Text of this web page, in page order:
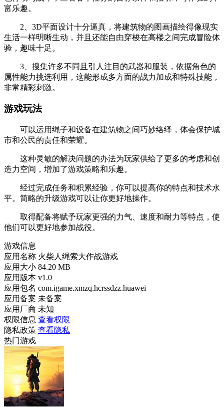
富乐趣。
2、3D平面设计十分逼真，将建筑物的图画描绘得像现实
生活一样明晰生动，并且还能自由穿梭在高楼之间完成冒险体
验，趣味十足。
3、搜集许多不同且引人注目的武器和服装，依据角色的
属性能力挑选利用，这能形成多方面的战力加成和特殊技能，
非常精彩刺激。
游戏玩法
可以运用绳子和设备在建筑物之间巧妙络绎，体会保护城
市和公民的责任和荣耀。
这种灵敏的解决问题的办法为玩家供给了更多的考虑和创
造力空间，增加了游戏策略和乐趣。
经过完成任务和积累经验，你可以提高你的特点和技术水
平。简略的升级游戏可以让你更好地操作。
取得配备将赋予玩家更强的力气、速度和耐力等特点，使
他们可以更好地参加战役。
游戏信息
应用名称 火柴人绳索大作战游戏
应用大小 84.20 MB
应用版本 v1.0
应用包名 com.igame.xmzq.hcrssdzz.huawei
应用备案 未备案
应用厂商 未知
权限信息 查看权限
隐私政策 查看隐私
热门游戏